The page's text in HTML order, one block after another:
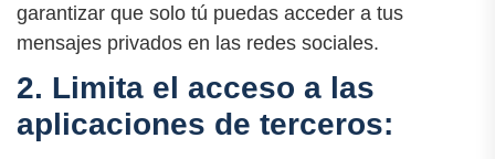
garantizar que solo tú puedas acceder a tus
mensajes privados en las redes sociales.
2. Limita el acceso a las
aplicaciones de terceros: